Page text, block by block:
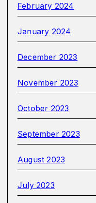
February 2024
January 2024
December 2023
November 2023
October 2023
September 2023
August 2023
July 2023